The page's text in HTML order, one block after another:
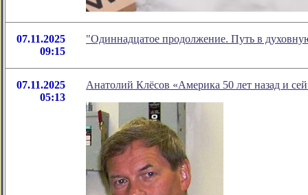
07.11.2025
09:15
"Одиннадцатое продолжение. Путь в
07.11.2025
05:13
Анатолий Клёсов «Америка 50 лет назад и